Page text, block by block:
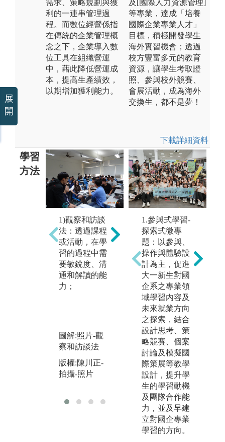
需求、策略規劃與獲
利的一連串管理過
程。而數位經營係指
在傳統的企業管理概
念之下，企業導入數
位工具在組織營運
中，藉此降低營運成
本，提高生產績效，
以期增加獲利能力。
及[國際人力資源管理]
等專業，達成「培養
國際企業專業人才」
目標，積極開發學生
海外實習機會；透過
校方豐富多元的教育
資源，讓學生考取證
照、參與校外競賽、
會展活動，成為海外
交換生，都不是夢！
下載詳細資料
學習
方法
1)觀察和訪談
法：透過課程
或活動，在學
習的過程中需
要敏銳度、溝
通和解讀的能
力；
圖解:照片-觀
察和訪談法
版權:陳川正-
拍攝-照片
以企業的事件
為素材，以管
理的理論作為
解決問題的基
石，藉此培養
學生的思辨能
力，個案教學
亦為本系重要
的教學特色。
圖解:個案競賽
版權:靜宜大學
行銷系
1.參與式學習-
探索式微專
題：以參與、
操作與體驗設
計為主，促進
大一新生對國
企系之專業領
域學習內容及
未來就業方向
之探索，結合
設計思考、策
略競賽、個案
討論及模擬國
際策展等教學
設計，提升學
生的學習動機
及團隊合作能
力，並及早建
立對國企專業
學習的方向。
展
開